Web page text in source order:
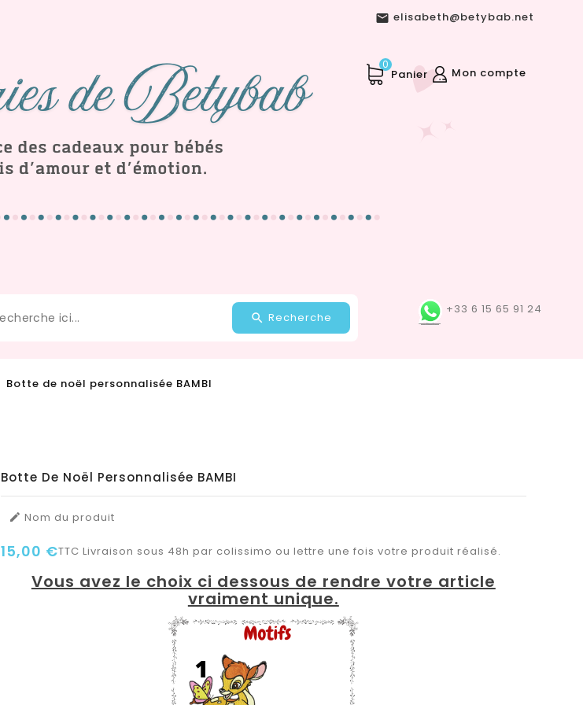
 elisabeth@betybab.net
Mon compte
Panier
0
+33 6 15 65 91 24
Recherche
Botte de noël personnalisée BAMBI
Botte De Noël Personnalisée BAMBI
 Nom du produit
15,00 €TTC Livraison sous 48h par colissimo ou lettre une fois votre produit réalisé.
Vous avez le choix ci dessous de rendre votre article
vraiment unique.